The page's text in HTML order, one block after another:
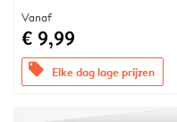
Vanaf
€ 9,99
offers Elke dag lage prijzen